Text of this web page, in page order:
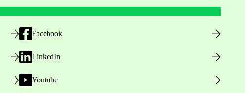
Facebook
LinkedIn
Youtube